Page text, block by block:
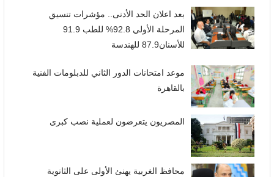
بعد اعلان الحد الأدنى.. مؤشرات تنسيق
المرحلة الأولي 92.8% للطب 91.9
للأسنان87.9 للهندسة
موعد امتحانات الدور الثاني للدبلومات الفنية
بالقاهرة
المصريون يتعرضون لعملية نصب كبرى
محافظ الغربية يهنئ الأولى على الثانوية